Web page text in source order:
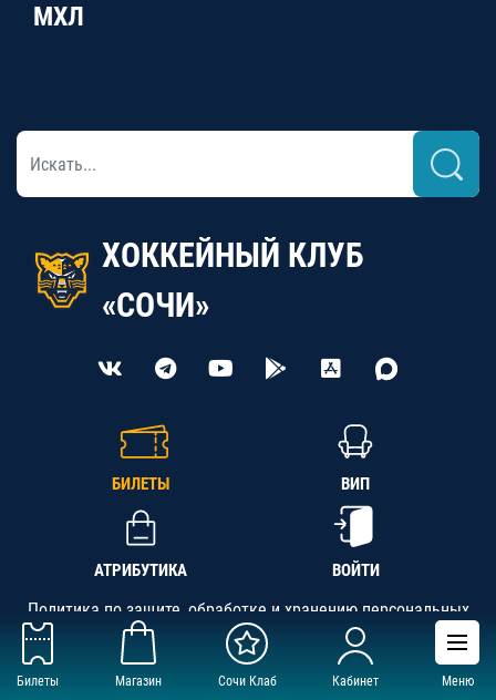
Билеты Магазин Сочи Клаб Кабинет Меню
МХЛ
ХОККЕЙНЫЙ КЛУБ
«СОЧИ»
БИЛЕТЫ ВИП
АТРИБУТИКА ВОЙТИ
Политика по защите, обработке и хранению персональных
данных
АНО «СК «Кубань-Регион», ОГРН 1142300002349,